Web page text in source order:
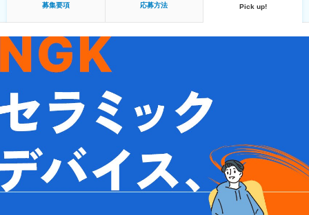
募集要項 応募方法 Pick up!